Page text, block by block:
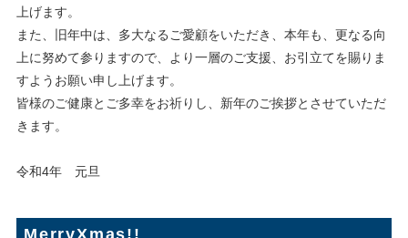
上げます。
また、旧年中は、多大なるご愛顧をいただき、本年も、更なる向
上に努めて参りますので、より一層のご支援、お引立てを賜りま
すようお願い申し上げます。
皆様のご健康とご多幸をお祈りし、新年のご挨拶とさせていただ
きます。
令和4年 元旦